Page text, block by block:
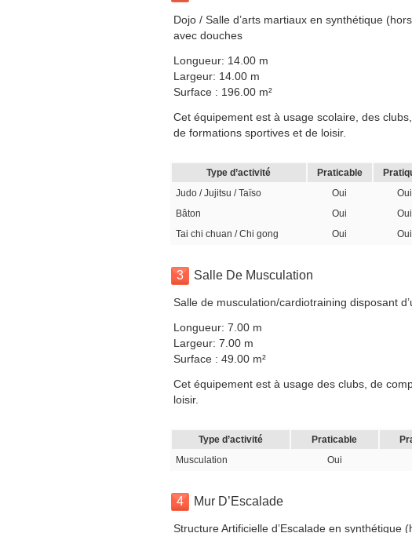
Dojo / Salle d’arts martiaux en synthétique
avec douches
Longueur: 14.00 m
Largeur: 14.00 m
Surface : 196.00 m²
Cet équipement est à usage scolaire, des
de formations sportives et de loisir.
Type d’activité Praticable
Judo / Jujitsu / Taïso
Oui Oui
Bâton
Oui Oui
Tai chi chuan / Chi gong
Oui Oui
3 Salle De Musculation
Salle de musculation/cardiotraining disposant
Longueur: 7.00 m
Largeur: 7.00 m
Surface : 49.00 m²
Cet équipement est à usage des clubs, de
loisir.
Type d’activité Praticable
Musculation
Oui
4 Mur D’Escalade
Structure Artificielle d’Escalade en synthétique